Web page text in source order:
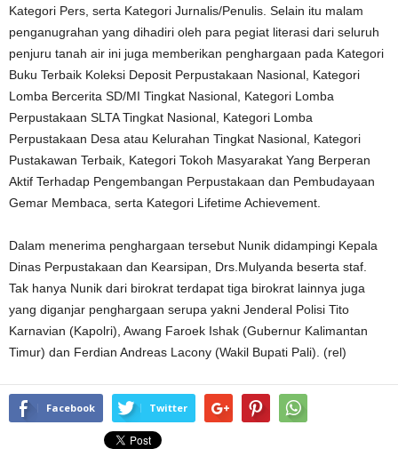
Kategori Pers, serta Kategori Jurnalis/Penulis. Selain itu malam
penganugrahan yang dihadiri oleh para pegiat literasi dari seluruh
penjuru tanah air ini juga memberikan penghargaan pada Kategori
Buku Terbaik Koleksi Deposit Perpustakaan Nasional, Kategori
Lomba Bercerita SD/MI Tingkat Nasional, Kategori Lomba
Perpustakaan SLTA Tingkat Nasional, Kategori Lomba
Perpustakaan Desa atau Kelurahan Tingkat Nasional, Kategori
Pustakawan Terbaik, Kategori Tokoh Masyarakat Yang Berperan
Aktif Terhadap Pengembangan Perpustakaan dan Pembudayaan
Gemar Membaca, serta Kategori Lifetime Achievement.
Dalam menerima penghargaan tersebut Nunik didampingi Kepala
Dinas Perpustakaan dan Kearsipan, Drs.Mulyanda beserta staf.
Tak hanya Nunik dari birokrat terdapat tiga birokrat lainnya juga
yang diganjar penghargaan serupa yakni Jenderal Polisi Tito
Karnavian (Kapolri), Awang Faroek Ishak (Gubernur Kalimantan
Timur) dan Ferdian Andreas Lacony (Wakil Bupati Pali). (rel)
Facebook Twitter